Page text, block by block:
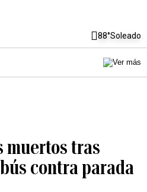
88°Soleado
muertos tras
contra parada